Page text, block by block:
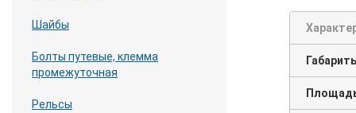
Шайбы
Болты путевые, клемма
промежуточная
Рельсы